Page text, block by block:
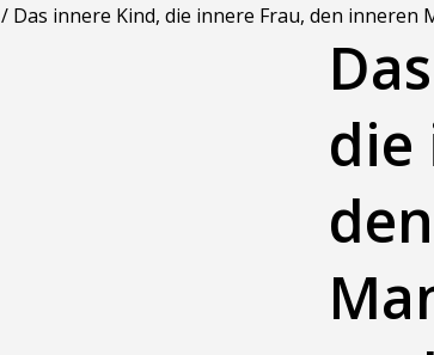
/ Das innere Kind, die innere Frau, den inneren
die